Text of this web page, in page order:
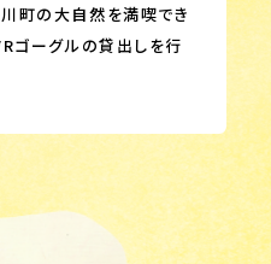
町の大自然を満喫でき
ゴーグルの貸出しを行